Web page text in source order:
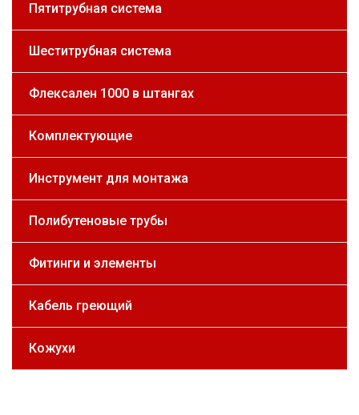
Пятитрубная система
Шеститрубная система
Флексален 1000 в штангах
Комплектующие
Инструмент для монтажа
Полибутеновые трубы
Фитинги и элементы
Кабель греющий
Кожухи